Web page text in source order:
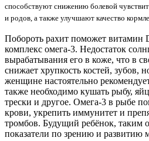
способствуют снижению болевой
и родов, а также улучшают качество
Побороть рахит поможет витамин
комплекс омега-3. Недостаток
вырабатывания его в коже, что в
снижает хрупкость костей, зубов,
женщине настоятельно
также необходимо кушать рыбу,
трески и другое. Омега-3 в рыбе
крови, укрепить иммунитет и
тромбов. Будущий ребёнок, таким
показатели по зрению и развитию